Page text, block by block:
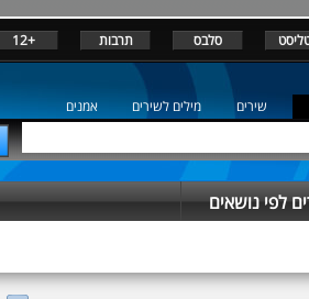
סלבס תרבות +12
שירים מילים לשירים אמנים
לפי נושאים